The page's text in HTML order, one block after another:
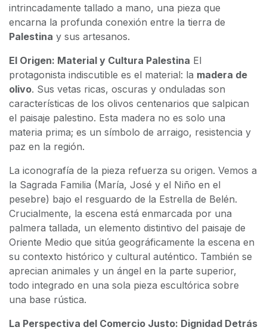
intrincadamente tallado a mano, una pieza que
encarna la profunda conexión entre la tierra de
Palestina y sus artesanos.
El Origen: Material y Cultura Palestina El
protagonista indiscutible es el material: la madera de
olivo. Sus vetas ricas, oscuras y onduladas son
características de los olivos centenarios que salpican
el paisaje palestino. Esta madera no es solo una
materia prima; es un símbolo de arraigo, resistencia y
paz en la región.
La iconografía de la pieza refuerza su origen. Vemos a
la Sagrada Familia (María, José y el Niño en el
pesebre) bajo el resguardo de la Estrella de Belén.
Crucialmente, la escena está enmarcada por una
palmera tallada, un elemento distintivo del paisaje de
Oriente Medio que sitúa geográficamente la escena en
su contexto histórico y cultural auténtico. También se
aprecian animales y un ángel en la parte superior,
todo integrado en una sola pieza escultórica sobre
una base rústica.
La Perspectiva del Comercio Justo: Dignidad Detrás